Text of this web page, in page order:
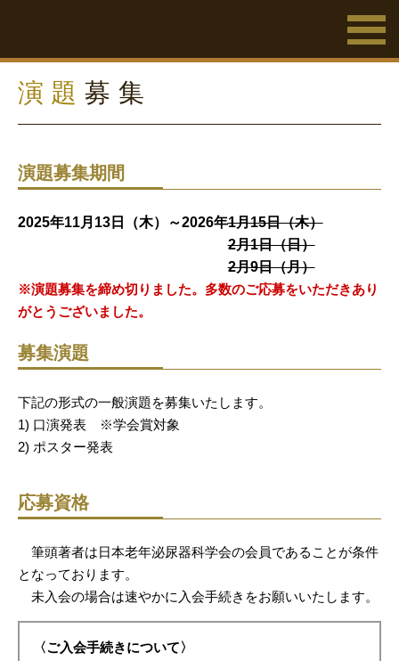
演題募集
演題募集期間
2025年11月13日（木）～2026年1月15日（木）
2月1日（日）
2月9日（月）
※演題募集を締め切りました。多数のご応募をいただきあり
がとうございました。
募集演題
下記の形式の一般演題を募集いたします。
1) 口演発表 ※学会賞対象
2) ポスター発表
応募資格
筆頭著者は日本老年泌尿器科学会の会員であることが条件
となっております。
未入会の場合は速やかに入会手続きをお願いいたします。
〈ご入会手続きについて〉